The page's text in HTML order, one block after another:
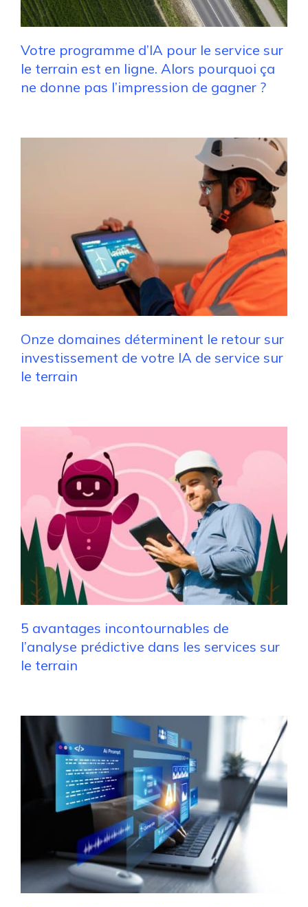
Votre programme d’IA pour le service sur
le terrain est en ligne. Alors pourquoi ça
ne donne pas l’impression de gagner ?
Onze domaines déterminent le retour sur
investissement de votre IA de service sur
le terrain
5 avantages incontournables de
l’analyse prédictive dans les services sur
le terrain